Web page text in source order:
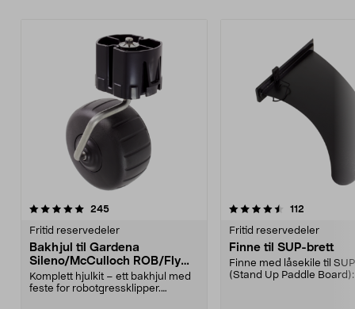
245anmeldelser
Fritid reservedeler
Bakhjul til Gardena
Sileno/McCulloch ROB/Flymo
Easilife
Komplett hjulkit – ett bakhjul med
feste for robotgressklipper.
4.5 av 5 stjerner 112
Fritid reservedeler
Finne til SUP-brett
Finne med låsekile til
(Stand Up Paddle Board):
5.0 av 5 stjerner